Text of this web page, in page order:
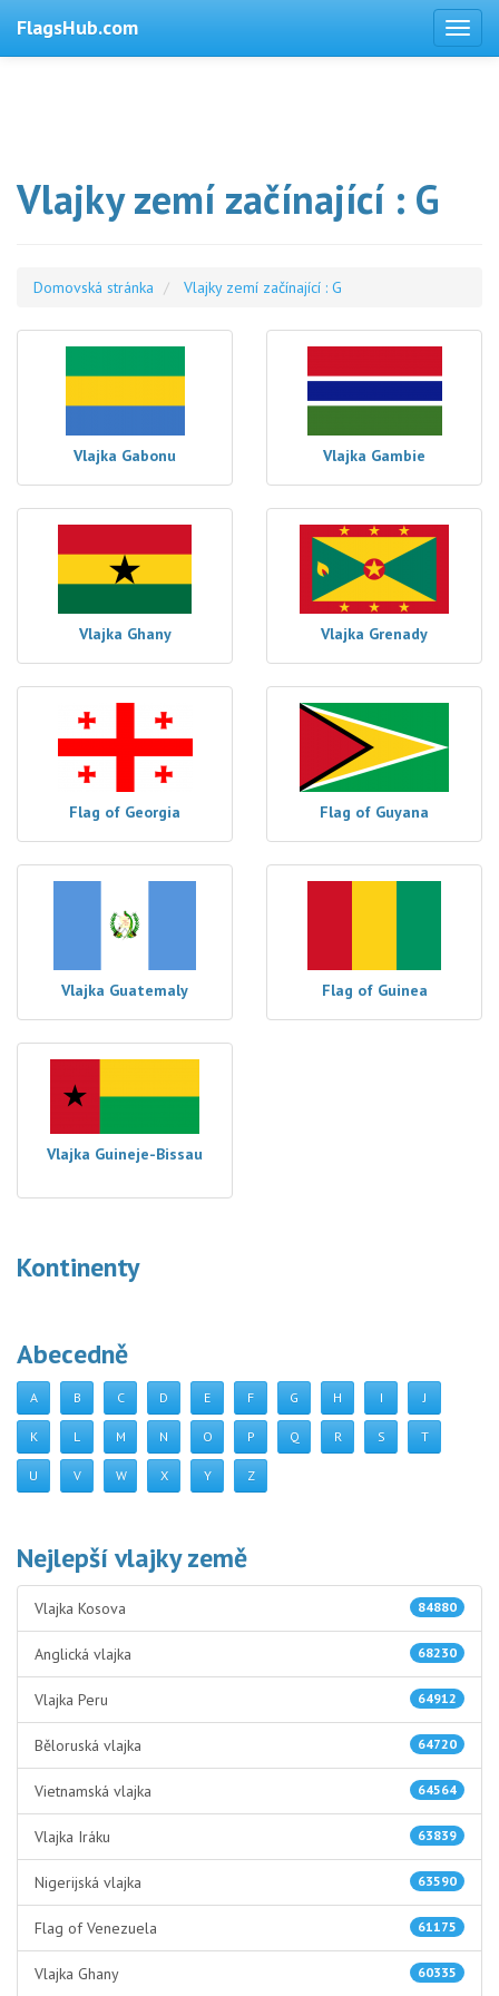
FlagsHub.com
Vlajky zemí začínající : G
Domovská stránka Vlajky zemí začínající : G
Vlajka Gabonu Vlajka Gambie
Vlajka Ghany Vlajka Grenady
Flag of Georgia Flag of Guyana
Vlajka Guatemaly Flag of Guinea
Vlajka Guineje-Bissau
Kontinenty
Abecedně
A B C D E F G H I J
K L M N O P Q R S T
U V W X Y Z
Nejlepší vlajky země
84880
Vlajka Kosova
68230
Anglická vlajka
64912
Vlajka Peru
64720
Běloruská vlajka
64564
Vietnamská vlajka
63839
Vlajka Iráku
63590
Nigerijská vlajka
61175
Flag of Venezuela
60335
Vlajka Ghany